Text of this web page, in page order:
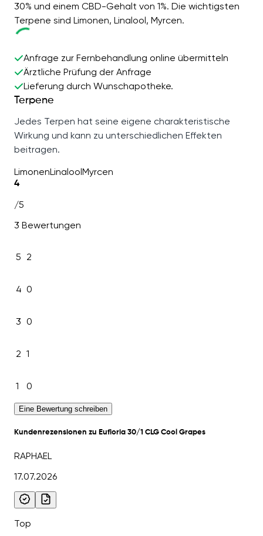
30% und einem CBD-Gehalt von 1%. Die wichtigsten
Terpene sind Limonen, Linalool, Myrcen.
Anfrage zur Fernbehandlung online übermitteln
Ärztliche Prüfung der Anfrage
Lieferung durch Wunschapotheke.
Terpene
Jedes Terpen hat seine eigene charakteristische
Wirkung und kann zu unterschiedlichen Effekten
beitragen.
LimonenLinaloolMyrcen
4
/5
3 Bewertungen
5 2
4 0
3 0
2 1
1 0
Eine Bewertung schreiben
Kundenrezensionen zu Eufloria 30/1 CLG Cool Grapes
RAPHAEL
17.07.2026
Top